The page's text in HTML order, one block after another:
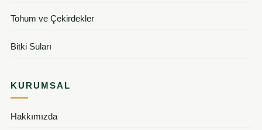
Tohum ve Çekirdekler
Bitki Suları
KURUMSAL
Hakkımızda